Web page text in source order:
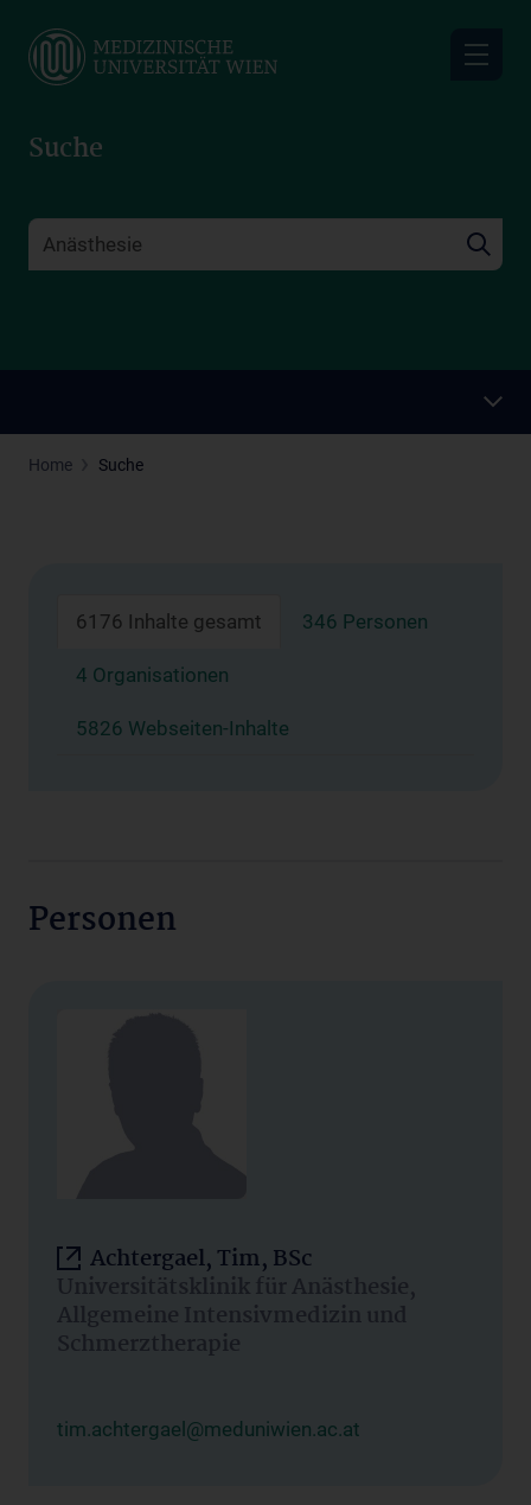
main
Suche
Home Suche
6176 Inhalte gesamt 346 Personen
4 Organisationen
5826 Webseiten-Inhalte
Personen
Achtergael, Tim, BSc
Universitätsklinik für Anästhesie,
Allgemeine Intensivmedizin und
Schmerztherapie
tim.achtergael@meduniwien.ac.at